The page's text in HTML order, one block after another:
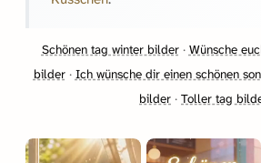
Schönen tag winter bilder· Wünsche
bilder· Ich wünsche dir einen schönen
bilder · Toller tag